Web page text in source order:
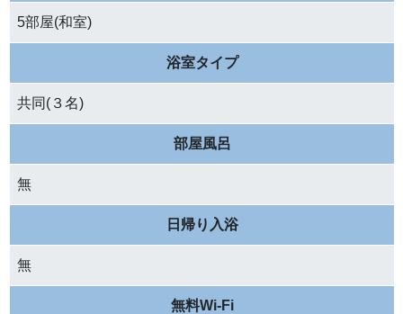
5部屋(和室)
浴室タイプ
共同(３名)
部屋風呂
無
日帰り入浴
無
無料Wi-Fi